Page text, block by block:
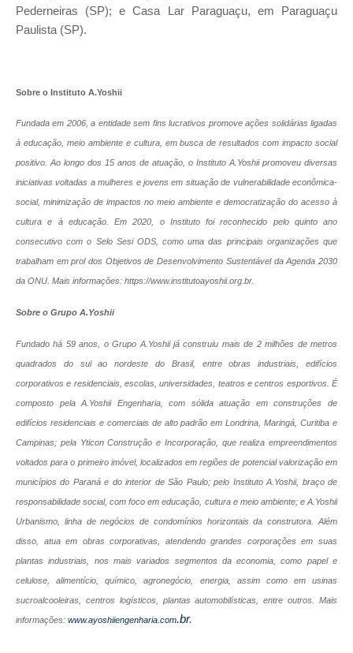
Pederneiras (SP); e Casa Lar Paraguaçu, em Paraguaçu
Paulista (SP).
Sobre o Instituto A.Yoshii
Fundada em 2006, a entidade sem fins lucrativos promove ações solidárias ligadas
à educação, meio ambiente e cultura, em busca de resultados com impacto social
positivo. Ao longo dos 15 anos de atuação, o Instituto A.Yoshii promoveu diversas
iniciativas voltadas a mulheres e jovens em situação de vulnerabilidade econômica-
social, minimização de impactos no meio ambiente e democratização do acesso à
cultura e à educação. Em 2020, o Instituto foi reconhecido pelo quinto ano
consecutivo com o Selo Sesi ODS, como uma das principais organizações que
trabalham em prol dos Objetivos de Desenvolvimento Sustentável da Agenda 2030
da ONU. Mais informações: https://www.institutoayoshii.org.br.
Sobre o Grupo A.Yoshii
Fundado há 59 anos, o Grupo A.Yoshii já construiu mais de 2 milhões de metros
quadrados do sul ao nordeste do Brasil, entre obras industriais, edifícios
corporativos e residenciais, escolas, universidades, teatros e centros esportivos. É
composto pela A.Yoshii Engenharia, com sólida atuação em construções de
edifícios residenciais e comerciais de alto padrão em Londrina, Maringá, Curitiba e
Campinas; pela Yticon Construção e Incorporação, que realiza empreendimentos
voltados para o primeiro imóvel, localizados em regiões de potencial valorização em
municípios do Paraná e do interior de São Paulo; pelo Instituto A.Yoshii, braço de
responsabilidade social, com foco em educação, cultura e meio ambiente; e A.Yoshii
Urbanismo, linha de negócios de condomínios horizontais da construtora. Além
disso, atua em obras corporativas, atendendo grandes corporações em suas
plantas industriais, nos mais variados segmentos da economia, como papel e
celulose, alimentício, químico, agronegócio, energia, assim como em usinas
sucroalcooleiras, centros logísticos, plantas automobilísticas, entre outros. Mais
informações: www.ayoshiiengenharia.com.br.